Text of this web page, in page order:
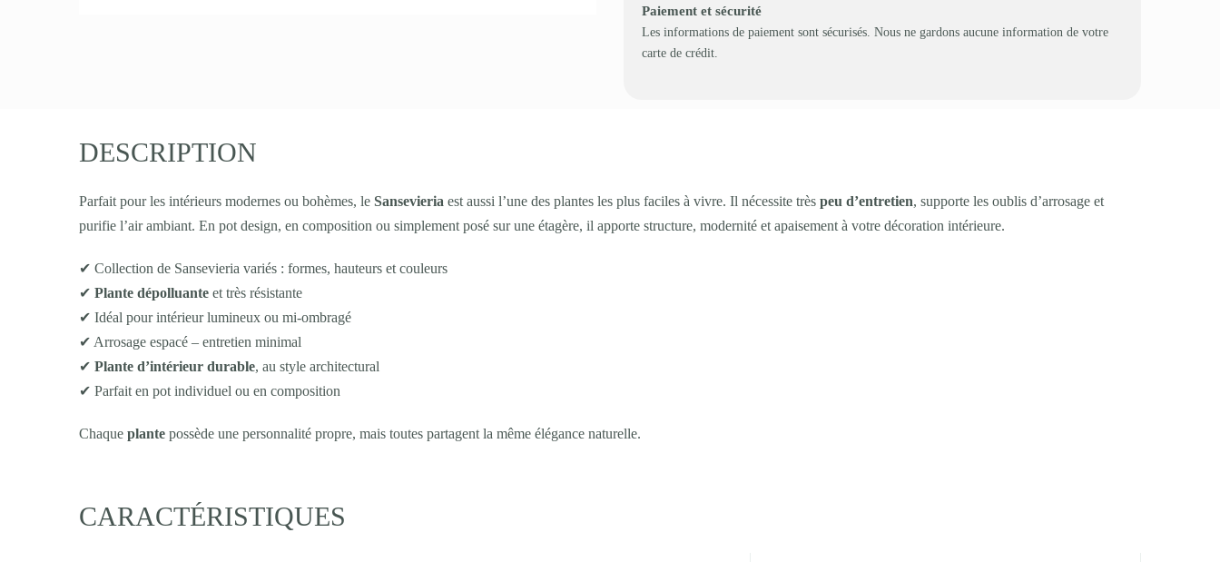
Paiement et sécurité
Les informations de paiement sont sécurisés. Nous ne gardons aucune information de votre
carte de crédit.
DESCRIPTION
Parfait pour les intérieurs modernes ou bohèmes, le Sansevieria est aussi l’une des plantes les plus faciles à vivre. Il nécessite très peu d’entretien, supporte les oublis d’arrosage et
purifie l’air ambiant. En pot design, en composition ou simplement posé sur une étagère, il apporte structure, modernité et apaisement à votre décoration intérieure.
✔ Collection de Sansevieria variés : formes, hauteurs et couleurs
✔ Plante dépolluante et très résistante
✔ Idéal pour intérieur lumineux ou mi-ombragé
✔ Arrosage espacé – entretien minimal
✔ Plante d’intérieur durable, au style architectural
✔ Parfait en pot individuel ou en composition
Chaque plante possède une personnalité propre, mais toutes partagent la même élégance naturelle.
CARACTÉRISTIQUES